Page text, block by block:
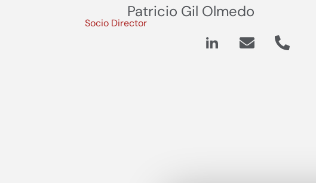
Patricio Gil Olmedo
Socio Director